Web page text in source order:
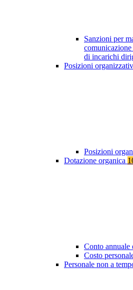
Sanzioni per
di incarichi
Posizioni
Posizioni
Dotazione organica
Conto annuale
Costo
Personale non a